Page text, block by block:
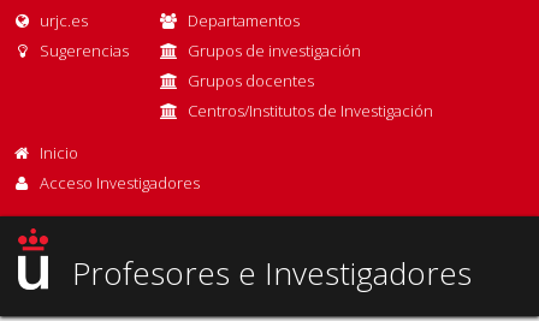
urjc.es
Sugerencias
Departamentos
Grupos de investigación
Grupos docentes
Centros/Institutos de Investigación
Inicio
Acceso Investigadores
Profesores e Investigadores